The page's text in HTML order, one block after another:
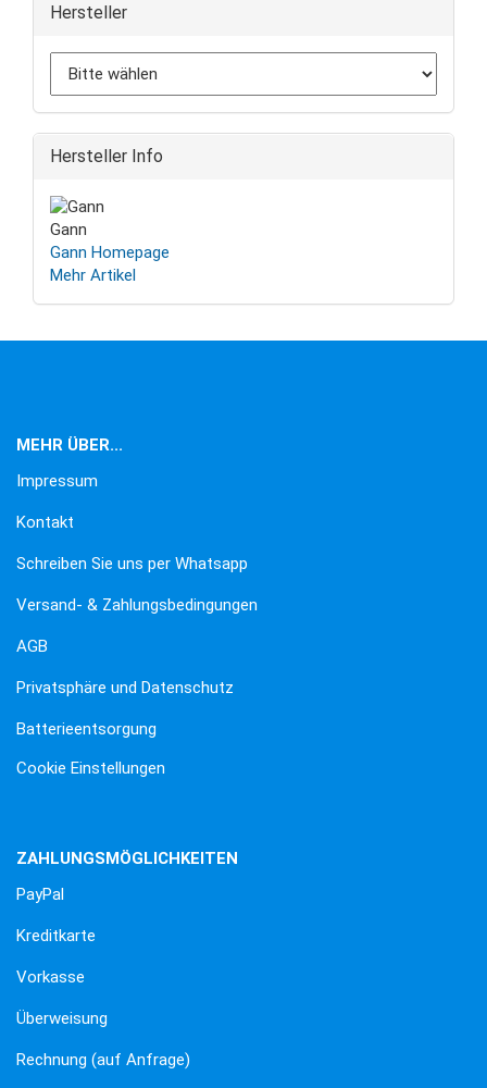
Hersteller
Hersteller Info
Gann
Gann Homepage
Mehr Artikel
MEHR ÜBER...
Impressum
Kontakt
Schreiben Sie uns per Whatsapp
Versand- & Zahlungsbedingungen
AGB
Privatsphäre und Datenschutz
Batterieentsorgung
Cookie Einstellungen
ZAHLUNGSMÖGLICHKEITEN
PayPal
Kreditkarte
Vorkasse
Überweisung
Rechnung (auf Anfrage)